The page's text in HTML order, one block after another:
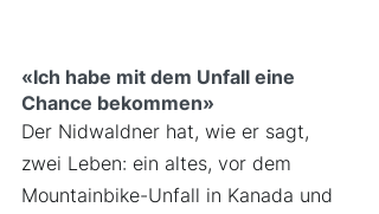
«Ich habe mit dem Unfall eine
Chance bekommen»
Der Nidwaldner hat, wie er sagt,
zwei Leben: ein altes, vor dem
Mountainbike-Unfall in Kanada und